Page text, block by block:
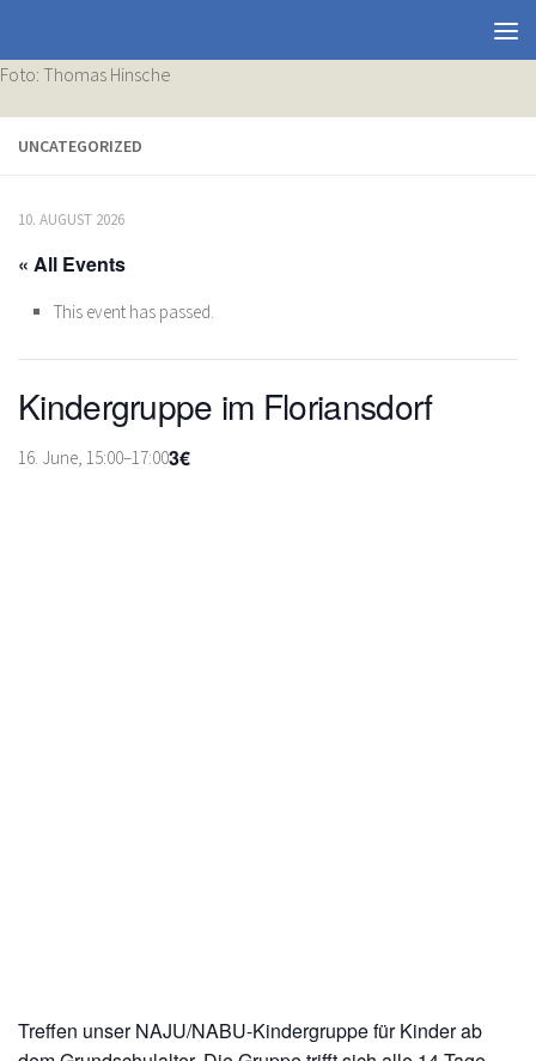
Foto: Thomas Hinsche
UNCATEGORIZED
10. AUGUST 2026
« All Events
This event has passed.
Kindergruppe im Floriansdorf
16. June, 15:00–17:003€
Treffen unser NAJU/NABU-Kindergruppe für Kinder ab